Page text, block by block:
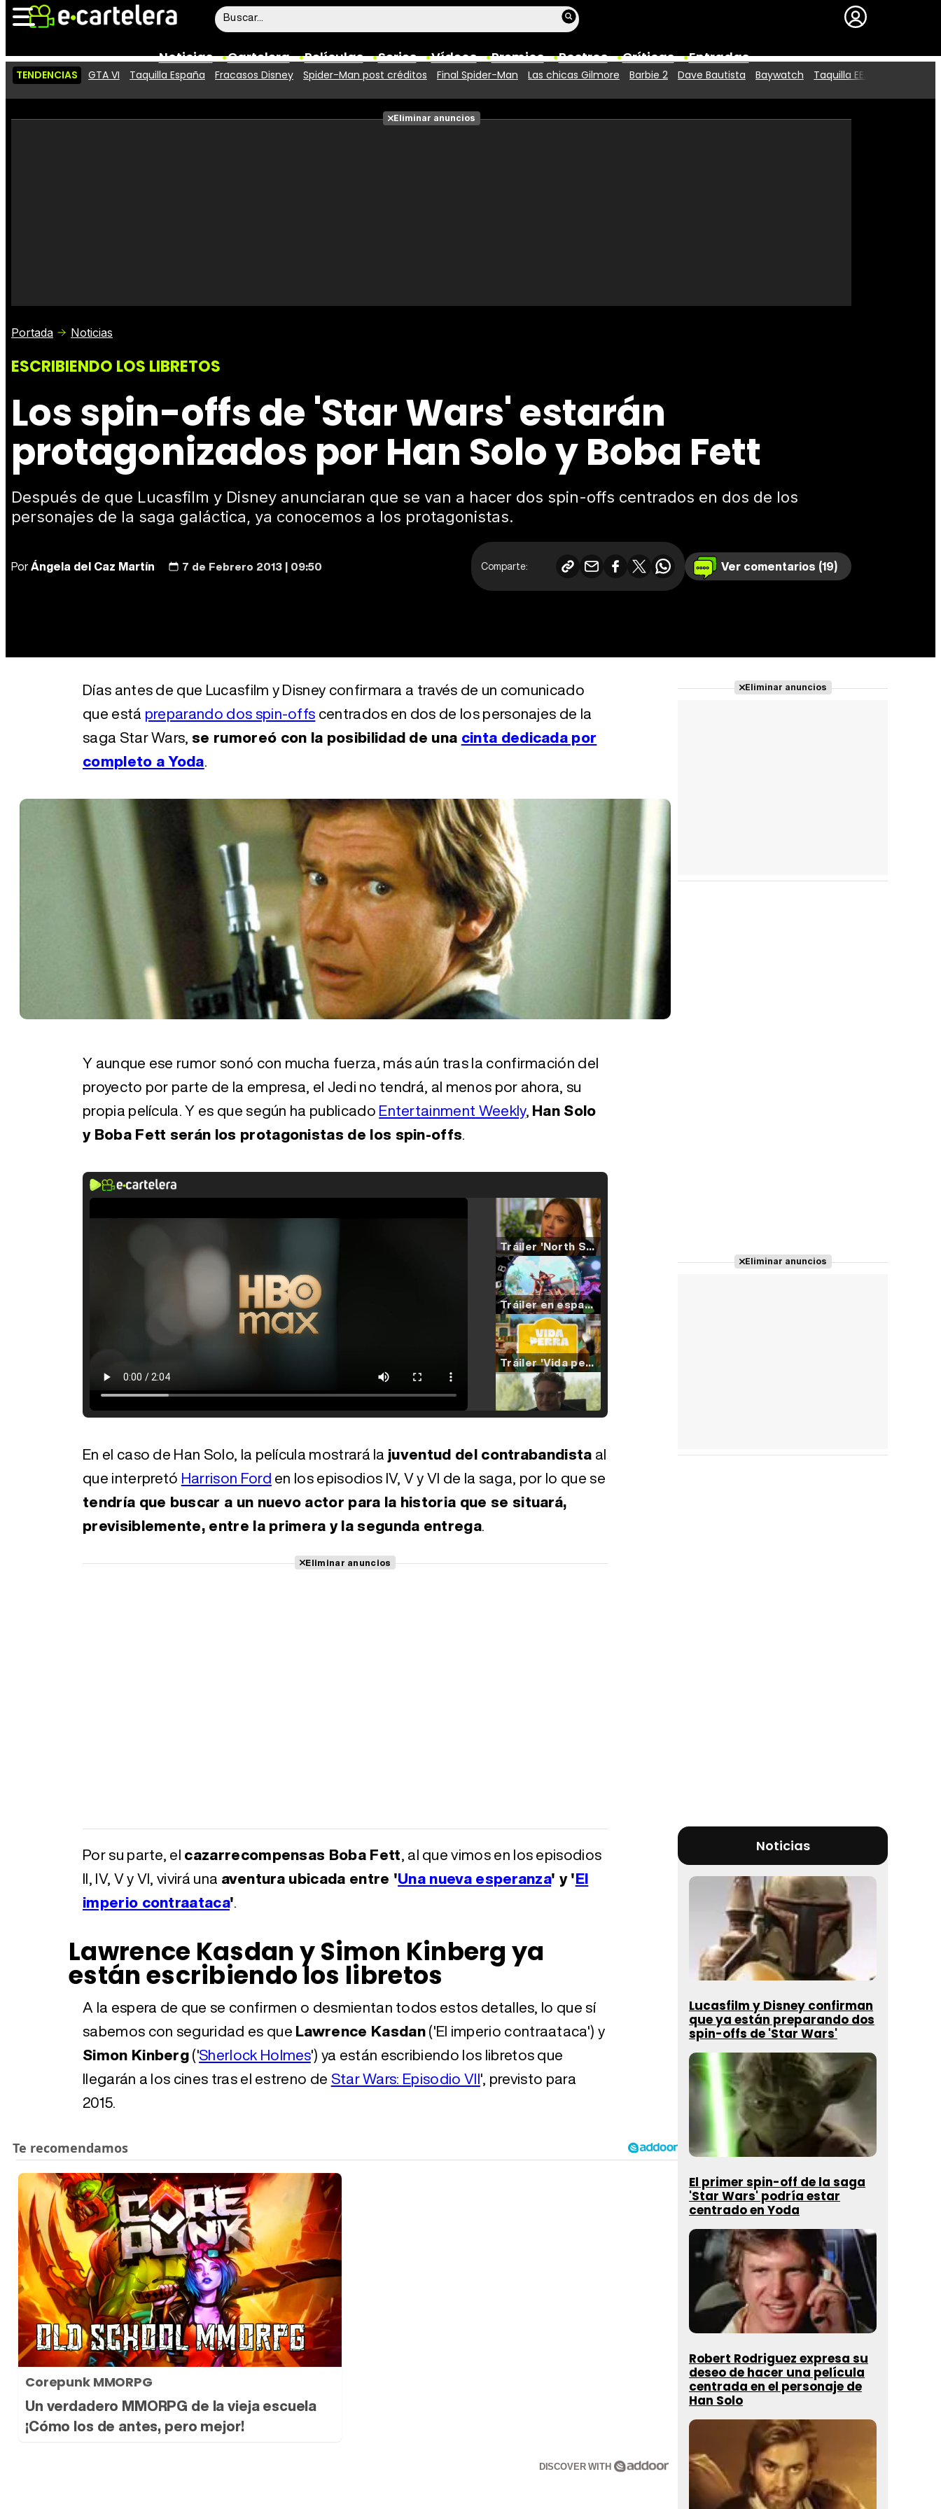
Noticias Cartelera Películas Series Vídeos Premios Rostros Críticas Entradas
Vídeos
Taquilla Fotos
Premios
TENDENCIAS GTA VI Taquilla España Fracasos Disney Spider-Man post créditos Final Spider-Man Las chicas Gilmore Barbie 2 Dave Bautista Baywatch Taquilla EE.UU.
Eliminar anuncios
Portada Noticias
ESCRIBIENDO LOS LIBRETOS
Los spin-offs de 'Star Wars' estarán
protagonizados por Han Solo y Boba Fett
Después de que Lucasfilm y Disney anunciaran que se van a hacer dos spin-offs centrados en dos de los
personajes de la saga galáctica, ya conocemos a los protagonistas.
PorÁngela del Caz Martín 7 de Febrero 2013 | 09:50 Comparte: Ver comentarios (19)
Días antes de que Lucasfilm y Disney confirmara a través de un comunicado
que está preparando dos spin-offscentrados en dos de los personajes de la
saga Star Wars, se rumoreó con la posibilidad de una cinta dedicada por
completo a Yoda.
Y aunque ese rumor sonó con mucha fuerza, más aún tras la confirmación del
proyecto por parte de la empresa, el Jedi no tendrá, al menos por ahora, su
propia película. Y es que según ha publicadoEntertainment Weekly,Han Solo
y Boba Fett serán los protagonistas de los spin-offs.
Tráiler 'North Star' (2023)
Tráiler en español de 'La isla olvidada'
Tráiler 'Vida perra' (2026)
Tráiler Oficial en VOSE 'The Audacity'
Tráiler en español 'Outcome' (2026)
En el caso de Han Solo, la película mostrará la juventud del contrabandistaal
que interpretó Harrison Forden los episodios IV, V y VI de la saga, por lo que se
tendría que buscar a un nuevo actor para la historia que se situará,
previsiblemente, entre la primera y la segunda entrega.
Eliminar anuncios
Por su parte, elcazarrecompensas Boba Fett, al que vimos en los episodios
II, IV, V y VI, vivirá una aventura ubicada entre 'Una nueva esperanza' y 'El
imperio contraataca'.
Lawrence Kasdan y Simon Kinberg ya
están escribiendo los libretos
A la espera de que se confirmen o desmientan todos estos detalles, lo que sí
sabemos con seguridad es queLawrence Kasdan('El imperio contraataca') y
Simon Kinberg('Sherlock Holmes') ya están escribiendo los libretos que
llegarán a los cines tras el estreno de Star Wars: Episodio VII', previsto para
2015.
Corepunk MMORPG
Un verdadero MMORPG de la vieja escuela
¡Cómo los de antes, pero mejor!
DISCOVER WITH
Eliminar anuncios
Eliminar anuncios
Noticias
Lucasfilm y Disney confirman
que ya están preparando dos
spin-offs de 'Star Wars'
El primer spin-off de la saga
'Star Wars' podría estar
centrado en Yoda
Robert Rodriguez expresa su
deseo de hacer una película
centrada en el personaje de
Han Solo